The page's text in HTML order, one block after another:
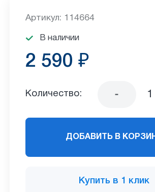
Артикул: 114664
В наличии
2 590 ₽
Количество:
ДОБАВИТЬ В
Купить в 1 клик